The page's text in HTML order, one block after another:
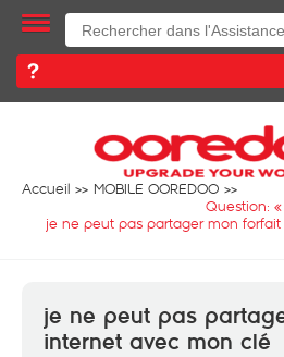
Accueil
MOBILE OOREDOO
Question: «
je ne peut pas partager mon
je ne peut pas
internet avec mon clé